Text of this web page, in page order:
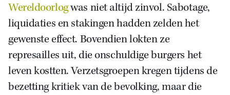
Zoek
Wereldoorlogwas niet altijd zinvol. Sabotage,
liquidaties en stakingen hadden zelden het
gewenste effect. Bovendien lokten ze
represailles uit, die onschuldige burgers het
leven kostten. Verzetsgroepen kregen tijdens de
bezetting kritiek van de bevolking, maar die